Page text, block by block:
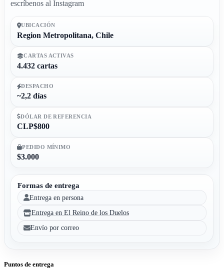
escríbenos al Instagram
UBICACIÓN
Region Metropolitana, Chile
CARTAS ACTIVAS
4.432 cartas
DESPACHO
~2,2 días
DÓLAR DE REFERENCIA
CLP$800
PEDIDO MÍNIMO
$3.000
Formas de entrega
Entrega en persona
Entrega en El Reino de los Duelos
Envío por correo
Puntos de entrega